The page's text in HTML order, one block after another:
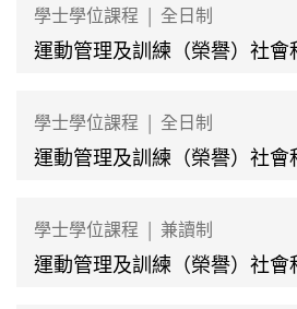
學士學位課程 | 全日制
運動管理及訓練（榮譽）社會
學士學位課程 | 全日制
運動管理及訓練（榮譽）社會
學士學位課程 | 兼讀制
運動管理及訓練（榮譽）社會